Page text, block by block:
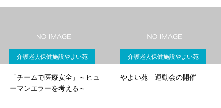
介護老人保健施設やよい苑
「チームで医療安全」～ヒュ
ーマンエラーを考える～
介護老人保健施設やよい苑
やよい苑 運動会の開催